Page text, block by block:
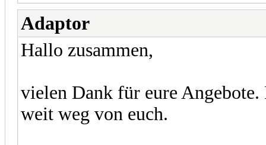
Adaptor
Hallo zusammen,
vielen Dank für eure
weit weg von euch.